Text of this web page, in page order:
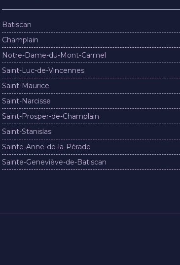
Batiscan
Champlain
Notre-Dame-du-Mont-Carmel
Saint-Luc-de-Vincennes
Saint-Maurice
Saint-Narcisse
Saint-Prosper-de-Champlain
Saint-Stanislas
Sainte-Anne-de-la-Pérade
Sainte-Geneviève-de-Batiscan